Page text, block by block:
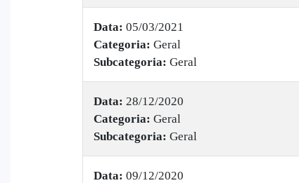
Data: 05/03/2021
Categoria: Geral
Subcategoria: Geral
Data: 28/12/2020
Categoria: Geral
Subcategoria: Geral
Data: 09/12/2020